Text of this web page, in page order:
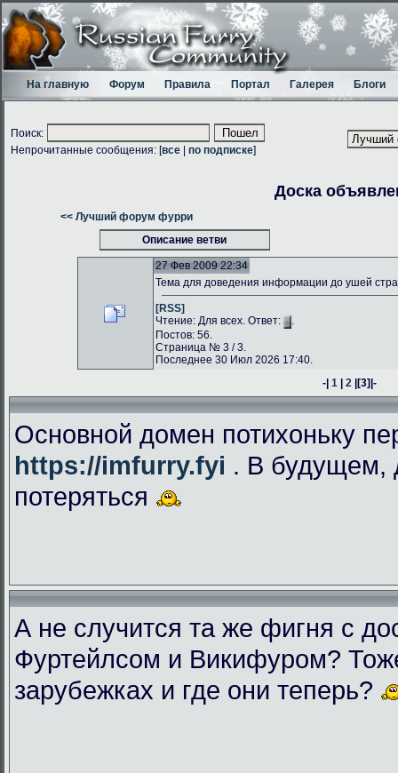
На главную Форум Правила Портал Галерея Блоги
Поиск:
Непрочитанные сообщения: [все по подписке]
Доска
<< Лучший форум фурри
Описание ветви
27 Фев 2009 22:34
Тема для доведения информации до ушей
[RSS]
Чтение: Для всех. Ответ:
.
Постов: 56.
Страница № 3 / 3.
Последнее 30 Июл 2026 17:40.
-|1 |2 |[3]|-
Основной домен потихоньку
https://imfurry.fyi . В будущем,
потеряться
А не случится та же фигня с
Фуртейлсом и Викифуром?
зарубежках и где они теперь?